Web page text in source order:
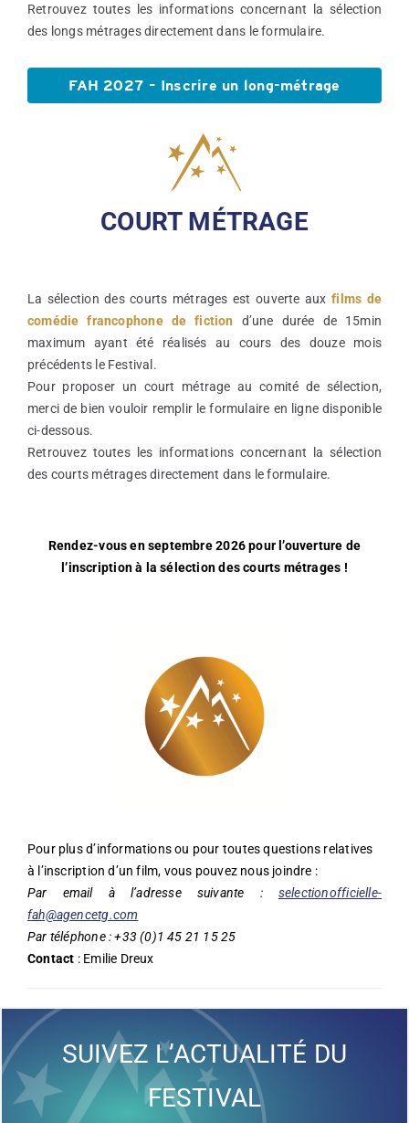
Retrouvez toutes les informations concernant la sélection
des longs métrages directement dans le formulaire.
FAH 2027 – Inscrire un long-métrage
COURT MÉTRAGE
La sélection des courts métrages est ouverte auxfilms de
comédie francophone de fiction d’une durée de 15min
maximum ayant été réalisés au cours des douze mois
précédents le Festival.
Pour proposer un court métrage au comité de sélection,
merci de bien vouloir remplir le formulaire en ligne disponible
ci-dessous.
Retrouvez toutes les informations concernant la sélection
des courts métrages directement dans le formulaire.
Rendez-vous en septembre 2026 pour l’ouverture de
l’inscription à la sélection des courts métrages !
Pour plus d’informations ou pour toutes questions relatives
à l’inscription d’un film, vous pouvez nous joindre :
Par email à l’adresse suivante : selectionofficielle-
fah@agencetg.com
Par téléphone : +33 (0)1 45 21 15 25
Contact : Emilie Dreux
SUIVEZ L’ACTUALITÉ DU
FESTIVAL